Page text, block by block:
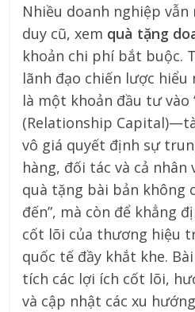
Nhiều doanh nghiệp
duy cũ, xem quà tặng
khoản chi phí bắt buộc.
lãnh đạo chiến lược
là một khoản đầu tư vào
(Relationship
vô giá quyết định sự
hàng, đối tác và cả
quà tặng bài bản không
đến”, mà còn để khẳng
cốt lõi của thương hiệu
quốc tế đầy khắt khe.
tích các lợi ích cốt lõi,
và cập nhật các xu